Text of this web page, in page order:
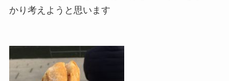
かり考えようと思います